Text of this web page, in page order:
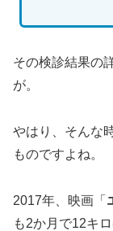
その検診結果の
が。
やはり、そんな
ものですよね。
2017年、映画「
も2か月で12キ